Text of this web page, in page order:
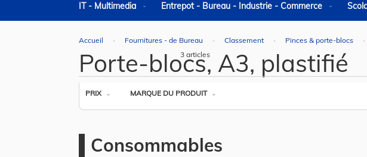
IT - Multimedia Entrepot - Bureau - Industrie - Commerce
Accueil Fournitures - de Bureau Classement Pinces & porte-blocs
Porte-blocs, A3, plastifié
PRIX MARQUE DU PRODUIT
3 articles
Consommables